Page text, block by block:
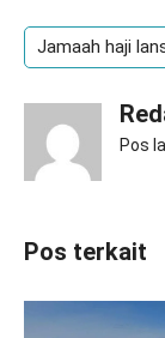
Jamaah haji
Pos
Pos terkait